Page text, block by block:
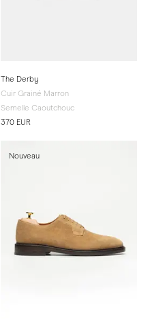
The Derby
Cuir Grainé Marron
Semelle Caoutchouc
370 EUR
Nouveau